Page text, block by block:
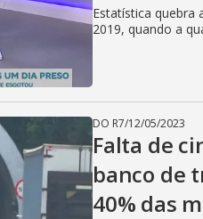
Estatística quebra
2019, quando a
DO R7/12/05/2023
Falta de
banco de
40% das